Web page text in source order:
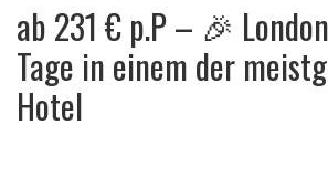
ab 231 € p.P – 🎉
Tage in einem der
Hotel